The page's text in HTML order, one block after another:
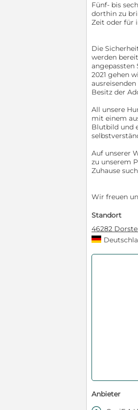
Fünf- bis
dorthin zu
Zeit oder für
Die
werden
angepassten
2021 gehen
Besitz der
All unsere
mit einem
Blutbild und
Auf unserer
zu unserem
Zuhause
Wir freuen
Standort
46282
Anbieter